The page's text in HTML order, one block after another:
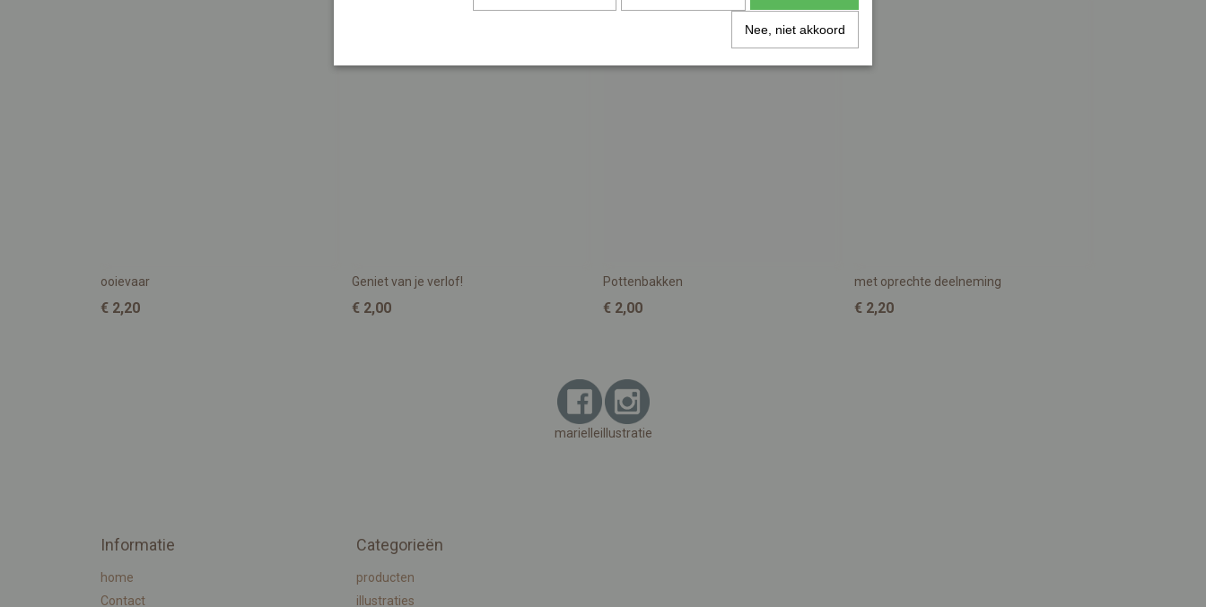
ooievaar
€ 2,20
Geniet van je verlof!
€ 2,00
Pottenbakken
€ 2,00
met oprechte deelneming
€ 2,20
marielleillustratie
Informatie
home
Contact
Categorieën
producten
illustraties
Nee, niet akkoord